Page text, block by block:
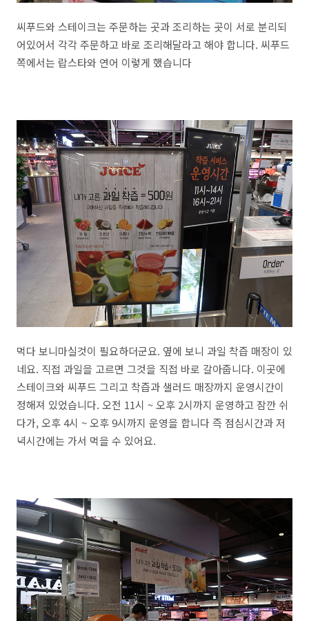
씨푸드와 스테이크는 주문하는 곳과 조리하는 곳이 서로 분리되
어있어서 각각 주문하고 바로 조리해달라고 해야 합니다. 씨푸드
쪽에서는 랍스타와 연어 이렇게 했습니다
먹다 보니마실것이 필요하더군요. 옆에 보니 과일 착즙 매장이 있
네요. 직접 과일을 고르면 그것을 직접 바로 갈아줍니다. 이곳에
스테이크와 씨푸드 그리고 착즙과 샐러드 매장까지 운영시간이
정해져 있었습니다. 오전 11시 ~ 오후 2시까지 운영하고 잠깐 쉬
다가, 오후 4시 ~ 오후 9시까지 운영을 합니다 즉 점심시간과 저
녁시간에는 가서 먹을 수 있어요.